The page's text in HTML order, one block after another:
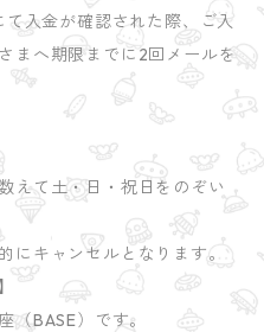
入金が確認された際、ご入
まへ期限までに2回メールを
えて土・日・祝日をのぞい
キャンセルとなります。
（BASE）です。